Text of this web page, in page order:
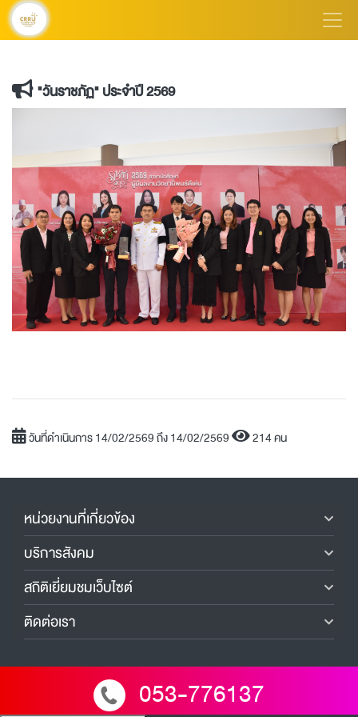
"วันราชภัฏ" ประจำปี 2569
วันที่ดำเนินการ 14/02/2569 ถึง 14/02/2569 214 คน
หน่วยงานที่เกี่ยวข้อง
บริการสังคม
สถิติเยี่ยมชมเว็บไซต์
ติดต่อเรา
053-776137